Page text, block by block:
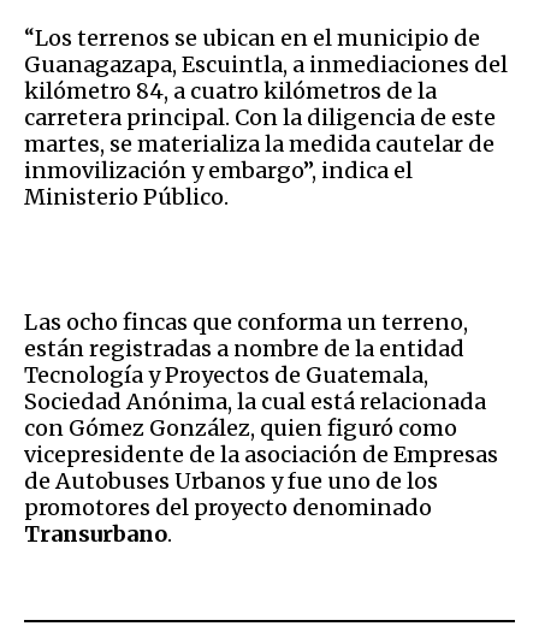
“Los terrenos se ubican en el municipio de
Guanagazapa, Escuintla, a inmediaciones del
kilómetro 84, a cuatro kilómetros de la
carretera principal. Con la diligencia de este
martes, se materializa la medida cautelar de
inmovilización y embargo”, indica el
Ministerio Público.
Las ocho fincas que conforma un terreno,
están registradas a nombre de la entidad
Tecnología y Proyectos de Guatemala,
Sociedad Anónima, la cual está relacionada
con Gómez González, quien figuró como
vicepresidente de la asociación de Empresas
de Autobuses Urbanos y fue uno de los
promotores del proyecto denominado
Transurbano.